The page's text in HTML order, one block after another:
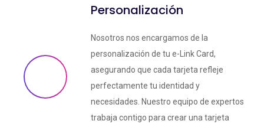
Personalización
Nosotros nos encargamos de la
personalización de tu e-Link Card,
asegurando que cada tarjeta refleje
perfectamente tu identidad y
necesidades. Nuestro equipo de expertos
trabaja contigo para crear una tarjeta